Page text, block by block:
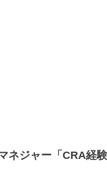
ネジャー「CRA経